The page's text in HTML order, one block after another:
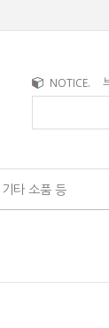
NOTICE.
기타 소품 등